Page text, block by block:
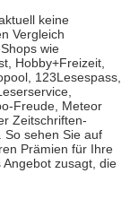
keine
Vergleich
wie
Hobby+Freizeit,
123Lesespass,
Freude, Meteor
Zeitschriften-
So sehen Sie auf
Prämien für Ihre
zusagt, die